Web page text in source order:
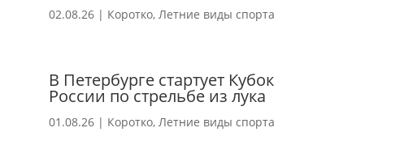
02.08.26| Коротко, Летние виды спорта
В Петербурге стартует Кубок
России по стрельбе из лука
01.08.26| Коротко, Летние виды спорта